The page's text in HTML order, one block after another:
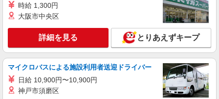
組合費あり（基本時給×月間時間数×1.8％） ■土
日・祝手当 土日・祝は時給＋50円
千葉県千葉市中央区千葉寺町1222-7
キープ 詳細を見る
株式会社HITOWA フードサービスカンパニー
学校給食の調理補助【アルバイト・パート】
時給 1,300円
大阪市中央区
詳細を見る とりあえずキープ
マイクロバスによる施設利用者送迎ドライバー
日給 10,900円〜10,900円
神戸市須磨区